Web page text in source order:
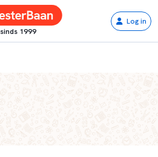
sinds 1999
Log in